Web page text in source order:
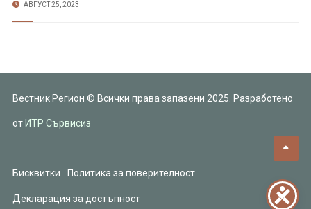
АВГУСТ 25, 2023
Вестник Регион © Всички права запазени 2025. Разработено
от ИТР Сървисиз
Бисквитки Политика за поверителност
Декларация за достъпност